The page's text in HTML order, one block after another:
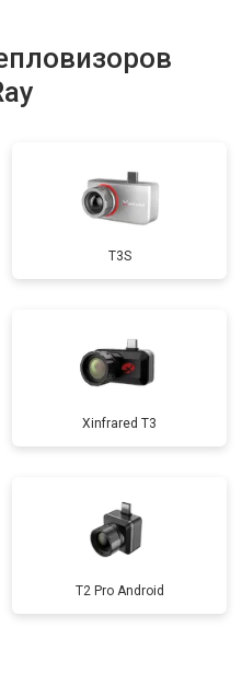
T3S
Xinfrared T3
T2 Pro Android